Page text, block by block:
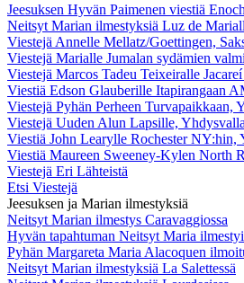
Jeesuksen Hyvän Paimenen viestiä
Neitsyt Marian ilmestyksiä Luz de
Viestejä Annelle Mellatz/Goettingen,
Viestejä Marialle Jumalan sydämien
Viestejä Marcos Tadeu Teixeiralle
Viestiä Edson Glauberille Itapirangaan
Viestejä Pyhän Perheen Turvapaikkaan,
Viestejä Uuden Alun Lapsille,
Viestiä John Learylle Rochester NY:hin,
Viestiä Maureen Sweeney-Kylen North
Viestejä Eri Lähteistä
Etsi Viestejä
Jeesuksen ja Marian ilmestyksiä
Neitsyt Marian ilmestys Caravaggiossa
Hyvän tapahtuman Neitsyt Maria
Pyhän Margareta Maria Alacoquen
Neitsyt Marian ilmestyksiä La Salettessä